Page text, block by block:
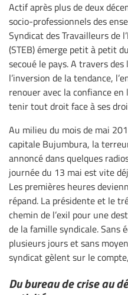
Actif après plus de deux
socio-professionnels des
Syndicat des Travailleurs de
(STEB) émerge petit à petit
secoué le pays. A travers
l’inversion de la tendance,
renouer avec la confiance
tenir tout droit face à ses
Au milieu du mois de mai
capitale Bujumbura, la
annoncé dans quelques
journée du 13 mai est vite
Les premières heures
répand. La présidente et le
chemin de l’exil pour une
de la famille syndicale. Sans
plusieurs jours et sans
syndicat gèlent sur le
Du bureau de crise au